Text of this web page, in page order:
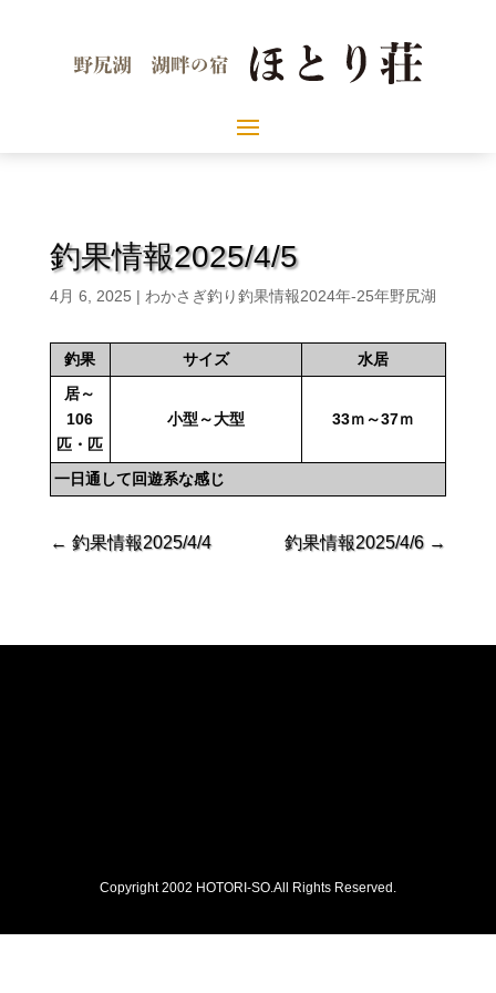
釣果情報2025/4/5
4月 6, 2025 | わかさぎ釣り釣果情報2024年-25年野尻湖
釣果 サイズ
水居
居～
106
匹・匹
小型～大型 33ｍ～37ｍ
一日通して回遊系な感じ
← 釣果情報2025/4/4 釣果情報2025/4/6 →
Copyright 2002 HOTORI-SO.All Rights Reserved.